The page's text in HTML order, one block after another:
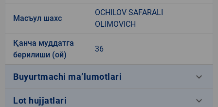
Масъул шахс
OCHILOV SAFARALI
OLIMOVICH
Қанча муддатга
берилиши (ой)
36
Buyurtmachi ma’lumotlari keyboard_arrow_down
Lot hujjatlari keyboard_arrow_down